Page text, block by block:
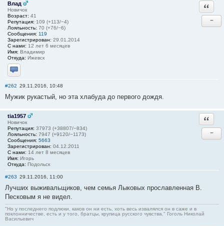
Влад
Новичок
Возраст: 41
Репутация: 109 (+113/−4)
Лояльность: 70 (+76/−6)
Сообщения: 119
Зарегистрирован: 29.01.2014
С нами: 12 лет 6 месяцев
Имя: Владимир
Откуда: Ижевск
Отправить личное сообщение
−
#262 29.11.2016, 10:48
Мужик рукастый, но эта хлабуда до первого дождя.
tia1957
Новичок
Репутация: 37973 (+38807/−834)
Лояльность: 7947 (+9120/−1173)
Сообщения: 5663
Зарегистрирован: 04.12.2011
С нами: 14 лет 8 месяцев
Имя: Игорь
Откуда: Подольск
−
#263 29.11.2016, 11:00
Лучших выживальщиков, чем семья Лыковых прославленная В.
Песковым я не видел.
"Но у последнего подлюки, каков он ни есть, хоть весь извалялся он в саже и в
поклонничестве, есть и у того, братцы, крупица русского чувства." Гоголь Николай
Васильевич